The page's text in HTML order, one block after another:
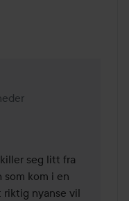
lades 3 måneder
seg litt fra
som kom i en
riktig nyanse vil